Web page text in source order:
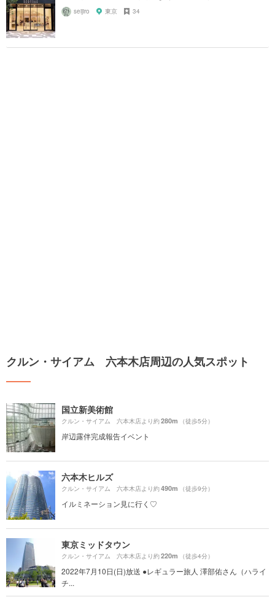
seijiro 東京 34
クルン・サイアム 六本木店周辺の人気スポット
国立新美術館
クルン・サイアム 六本木店より約280m （徒歩5分）
岸辺露伴完成報告イベント
六本木ヒルズ
クルン・サイアム 六本木店より約490m （徒歩9分）
イルミネーション見に行く♡
東京ミッドタウン
クルン・サイアム 六本木店より約220m （徒歩4分）
2022年7月10日(日)放送 ●レギュラー旅人 澤部佑さん（ハライ
チ...